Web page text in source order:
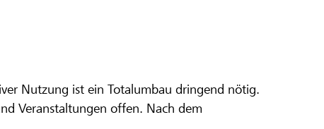
Nutzung ist ein Totalumbau dringend nötig.
Veranstaltungen offen. Nach dem